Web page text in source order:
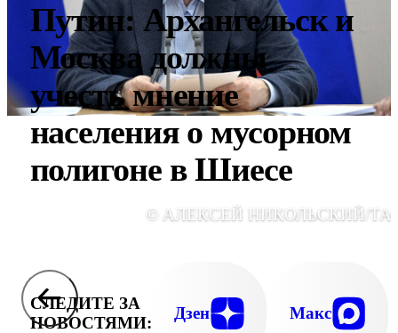
Путин: Архангельск и
Москва должны
учесть мнение
населения о мусорном
полигоне в Шиесе
© АЛЕКСЕЙ НИКОЛЬСКИЙ/
СЛЕДИТЕ ЗА
НОВОСТЯМИ:
Дзен Макс